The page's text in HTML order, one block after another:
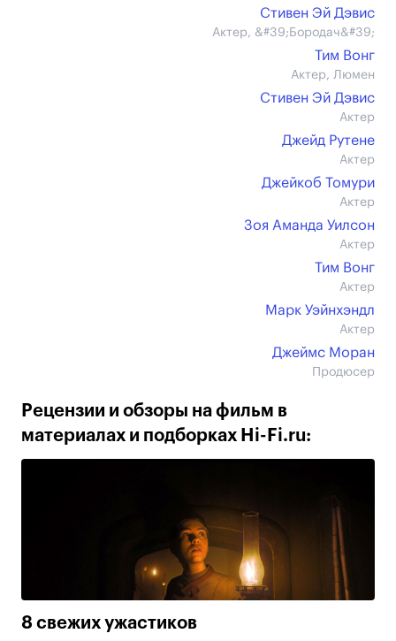
Стивен Эй Дэвис
Актер, &#39;Бородач&#39;
Тим Вонг
Актер, Люмен
Стивен Эй Дэвис
Актер
Джейд Рутене
Актер
Джейкоб Томури
Актер
Зоя Аманда Уилсон
Актер
Тим Вонг
Актер
Марк Уэйнхэндл
Актер
Джеймс Моран
Продюсер
Рецензии и обзоры на фильм в
материалах и подборках Hi-Fi.ru:
8 свежих ужастиков